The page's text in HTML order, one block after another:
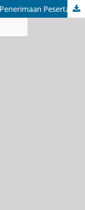
Implementasi Sistem Informasi Manajemen Penerimaan Peserta Didik Baru Berbasis Web Pada SMP Negeri 4 Kelapa